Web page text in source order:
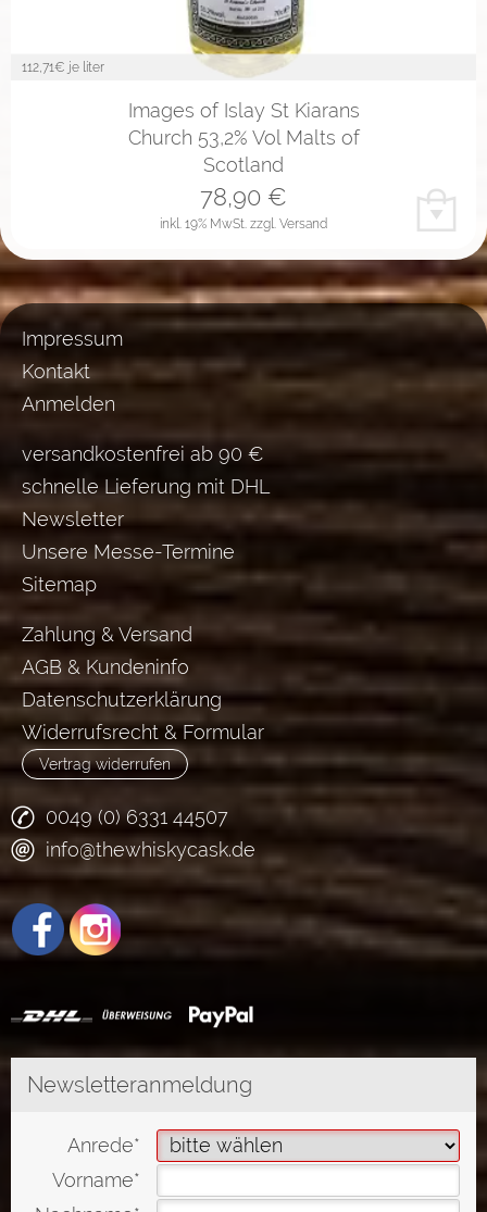
112,71€ je liter
Images of Islay St Kiarans
Church 53,2% Vol Malts of
Scotland
inkl. 19% MwSt. zzgl. Versand
78,90 €
Impressum
Kontakt
Anmelden
versandkostenfrei ab 90 €
schnelle Lieferung mit DHL
Newsletter
Unsere Messe-Termine
Sitemap
Zahlung & Versand
AGB & Kundeninfo
Datenschutzerklärung
Widerrufsrecht & Formular
Vertrag widerrufen
0049 (0) 6331 44507
info@thewhiskycask.de